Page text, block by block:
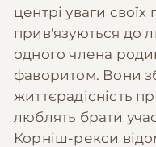
центрі уваги
прив'язуються до
одного члена
фаворитом. Вони
життєрадісність
люблять брати
Корніш-рекси